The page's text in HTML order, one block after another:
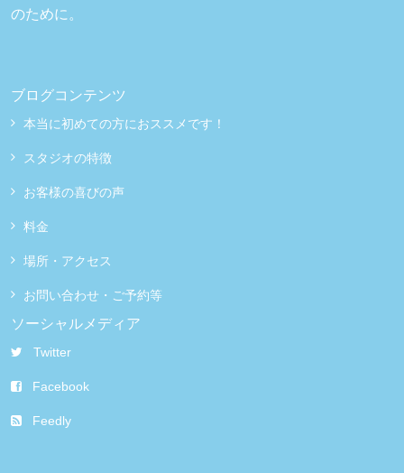
のために。
ブログコンテンツ
本当に初めての方におススメです！
スタジオの特徴
お客様の喜びの声
料金
場所・アクセス
お問い合わせ・ご予約等
ソーシャルメディア
Twitter
Facebook
Feedly